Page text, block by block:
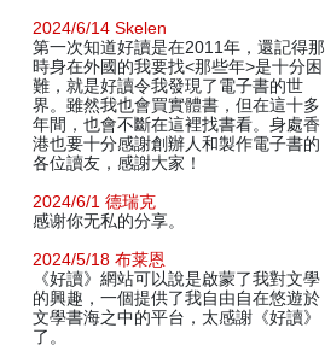
2024/6/14 Skelen
第一次知道好讀是在2011年，還記得那
時身在外國的我要找<那些年>是十分困
難，就是好讀令我發現了電子書的世
界。雖然我也會買實體書，但在這十多
年間，也會不斷在這裡找書看。身處香
港也要十分感謝創辦人和製作電子書的
各位讀友，感謝大家！
2024/6/1 德瑞克
感谢你无私的分享。
2024/5/18 布莱恩
《好讀》網站可以說是啟蒙了我對文學
的興趣，一個提供了我自由自在悠遊於
文學書海之中的平台，太感謝《好讀》
了。